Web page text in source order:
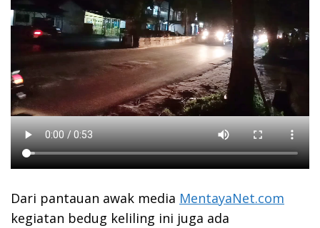
Dari pantauan awak media MentayaNet.com
kegiatan bedug keliling ini juga ada